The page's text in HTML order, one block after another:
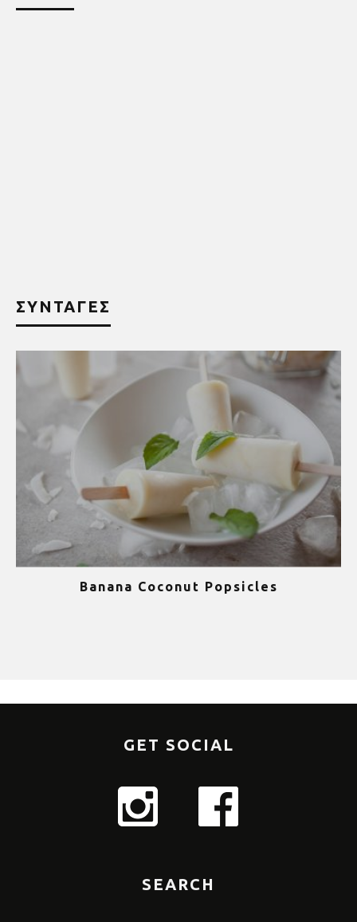
ΣΥΝΤΑΓΕΣ
Banana Coconut Popsicles
GET SOCIAL
SEARCH